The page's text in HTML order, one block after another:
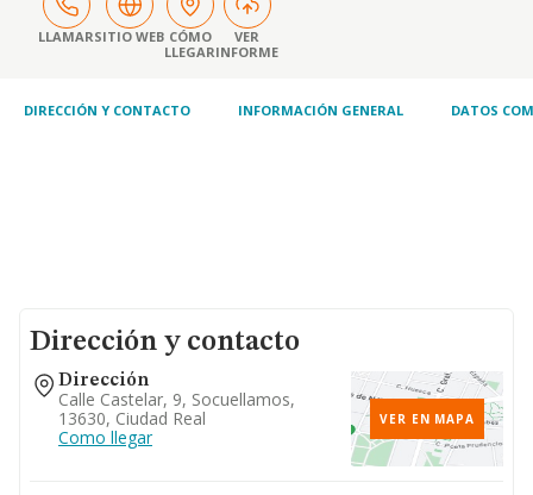
agricolas y sus derivados. compraventa,
arrendamiento y aparceria de fincas rusticas.
LLAMARSITIO WEB CÓMO
LLEGAR
VER
INFORME
DIRECCIÓN Y CONTACTO INFORMACIÓN GENERAL DATOS
Dirección y contacto
Dirección
Calle Castelar, 9, Socuellamos,
13630, Ciudad Real
Como llegar
VER EN MAPA